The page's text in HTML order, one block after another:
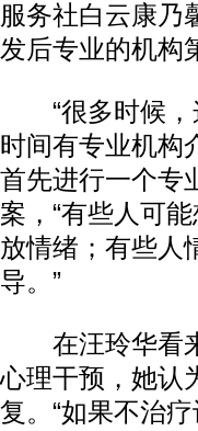
服务社白云康乃
发后专业的机构
“很多时候，
时间有专业机构
首先进行一个专
案，“有些人可
放情绪；有些人
导。”
在汪玲华看来
心理干预，她认
复。“如果不治